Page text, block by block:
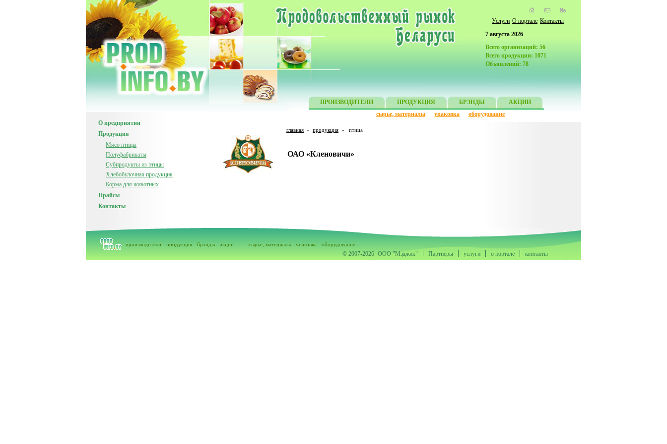
7 августа 2026
Всего организаций: 56
Всего продукции: 1071
Объявлений: 78
ПРОИЗВОДИТЕЛИ ПРОДУКЦИЯ БРЭНДЫ
АКЦИИ
сырье, материалы
упаковка оборудование
Услуги О портале Контакты
О предприятии
Продукция
Мясо птицы
Полуфабрикаты
Субпродукты из птицы
Хлебобулочная продукция
Корма для животных
Прайсы
Контакты
главная » продукция » птица
ОАО «Кленовичи»
производители продукция брэнды акции сырье, материалы упаковка оборудование
© 2007-2026 ООО "Мэджик" Партнеры услуги о портале контакты